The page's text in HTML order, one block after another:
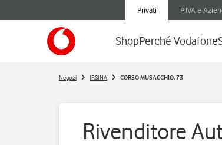
Privati P.IVA e
ShopPerché Vodafone
Negozi IRSINA CORSO MUSACCHIO, 73
Rivenditore